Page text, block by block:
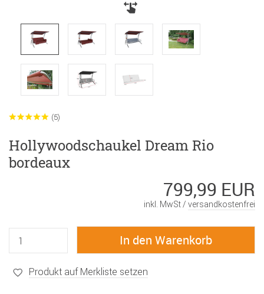
(5)
Hollywoodschaukel Dream Rio
bordeaux
799,99 EUR
inkl. MwSt / versandkostenfrei
Produkt auf Merkliste setzen